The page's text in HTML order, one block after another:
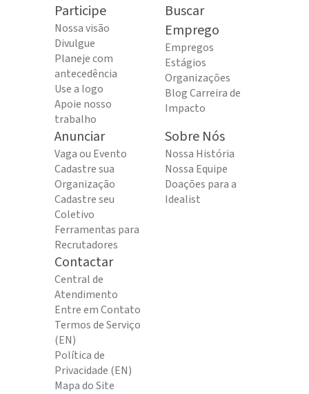
Participe
Nossa visão
Divulgue
Planeje com
antecedência
Use a logo
Apoie nosso
trabalho
Buscar
Emprego
Empregos
Estágios
Organizações
Blog Carreira de
Impacto
Anunciar
Vaga ou Evento
Cadastre sua
Organização
Cadastre seu
Coletivo
Ferramentas para
Recrutadores
Sobre Nós
Nossa História
Nossa Equipe
Doações para a
Idealist
Contactar
Central de
Atendimento
Entre em Contato
Termos de Serviço
(EN)
Política de
Privacidade (EN)
Mapa do Site